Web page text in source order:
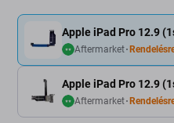
Apple iPad Pro 12.9
Aftermarket
Apple iPad Pro 12.9
Aftermarket